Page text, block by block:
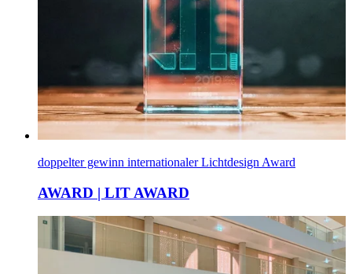
doppelter gewinn internationaler Lichtdesign Award
AWARD | LIT AWARD